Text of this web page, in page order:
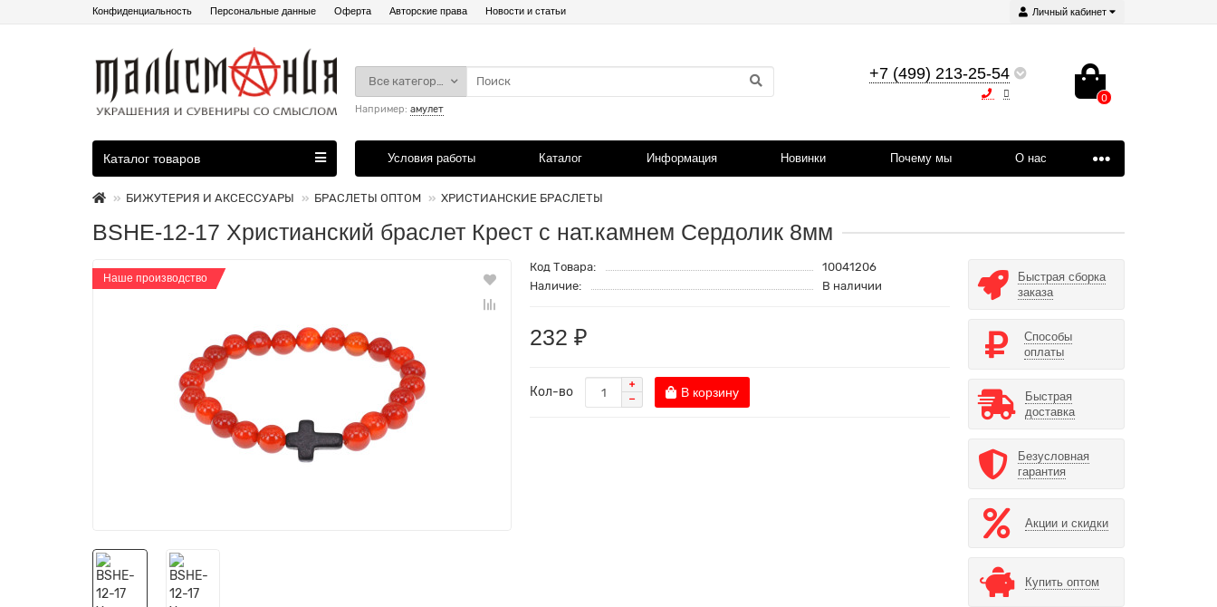
Личный кабинет
Конфиденциальность Персональные данные Оферта Авторские права Новости и статьи
+7 (499) 213-25-54
0
Все категории
Например: амулет
Каталог товаров Условия работы Каталог Информация Новинки Почему мы О нас
БИЖУТЕРИЯ И АКСЕССУАРЫ БРАСЛЕТЫ ОПТОМ ХРИСТИАНСКИЕ БРАСЛЕТЫ
BSHE-12-17 Христианский браслет Крест с нат.камнем Сердолик 8мм
Наше производство
Код Товара:
10041206
Наличие:
В наличии
232 ₽
Кол-во В корзину
Быстрая сборка
заказа
Способы
оплаты
Быстрая
доставка
Безусловная
гарантия
Акции и скидки
Купить оптом